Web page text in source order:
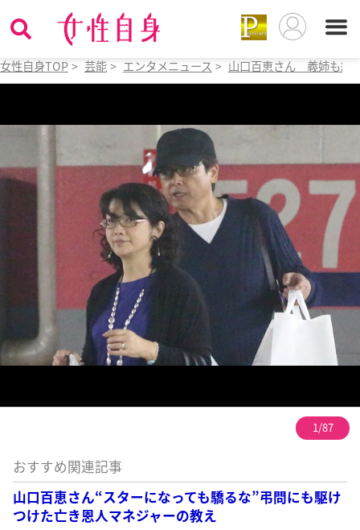
女性自身TOP > 芸能 > エンタメニュース > 山口百恵さん 義姉も絶
1/87
おすすめ関連記事
山口百恵さん“スターになっても驕るな”弔問にも駆け
つけた亡き恩人マネジャーの教え